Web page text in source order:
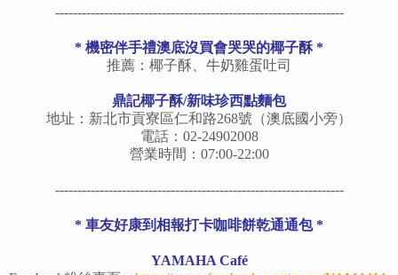
-----------------------------------------------------------------
* 機密伴手禮澳底沒買會哭哭的椰子酥*
推薦：椰子酥、牛奶雞蛋吐司
鼎記椰子酥/新味珍西點麵包
地址：新北市貢寮區仁和路268號（澳底國小旁）
電話：02-24902008
營業時間：07:00-22:00
-----------------------------------------------------------------
* 車友好康到相報打卡咖啡餅乾通通包 *
YAMAHA Café